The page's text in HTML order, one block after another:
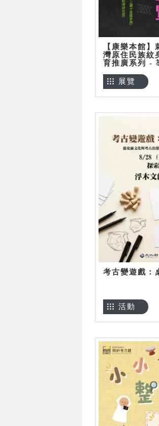
【康樂本館
灣原住民族紋
育推廣系列 -
展覽
考古變遊戲：
活動